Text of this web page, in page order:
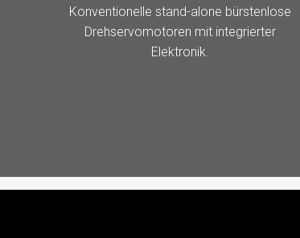
Konventionelle stand-alone bürstenlose
Drehservomotoren mit integrierter
Elektronik.